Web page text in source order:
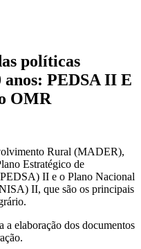
políticas
PEDSA II E
OMR
Rural (MADER),
Estratégico de
II e o Plano Nacional
II, que são os principais
elaboração dos documentos